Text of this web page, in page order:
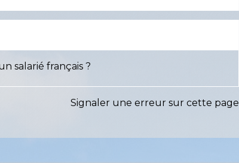
salarié français ?
Signaler une erreur sur cette page